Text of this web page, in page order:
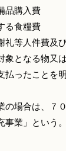
品購入費
る食糧費
等人件費及
となる物又
ったことを
場合は、７
事業」という